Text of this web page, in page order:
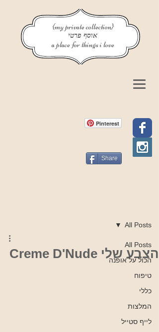
{my private collection}
אוסף פרטי
a place for things i love
Pinterest
Share
All Posts
הכול על אופנה
טיפוח
כללי
המלצות
לייף סטייל
All Posts
הצבע שלי Creme D'Nude